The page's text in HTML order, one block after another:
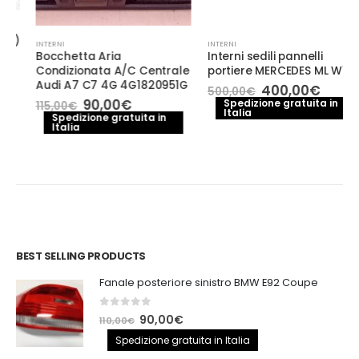
INTERNI
Bocchetta Aria
Condizionata A/C Centrale
Audi A7 C7 4G 4G1820951G
115,00€ Il
prezzo
originale
90,00€Il
prezzo
attuale
Spedizione gratuita in
Italia
INTERNI
Interni sedili pannelli
portiere MERCEDES ML W164
500,00€ Il
prezzo
originale
400,00€Il
prezzo
attuale
Spedizione gratuita in
Italia
BEST SELLING PRODUCTS
Fanale posteriore sinistro BMW E92 Coupe
out of 5
110,00€ Il
prezzo
originale
90,00€Il
prezzo
attuale
Spedizione gratuita in Italia